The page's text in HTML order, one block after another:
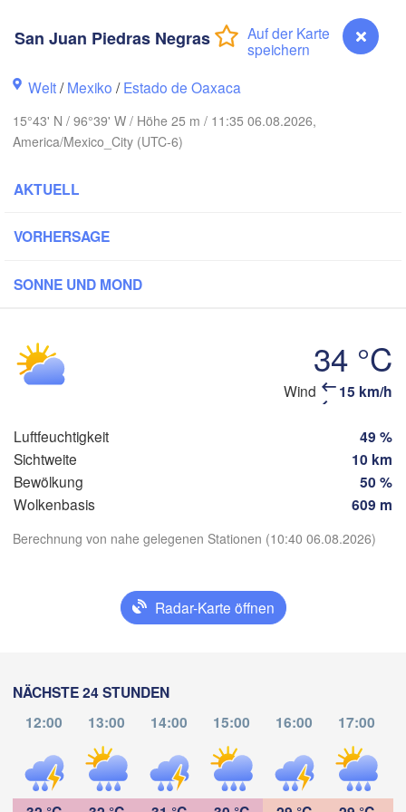
San Juan Piedras Negras
Welt/Mexiko /Estado de Oaxaca
15°43' N / 96°39' W / Höhe 25 m / 11:35 06.08.2026,
America/Mexico_City (UTC-6)
AKTUELL
VORHERSAGE
SONNE UND MOND
34 °C
Wind 15 km/h
Luftfeuchtigkeit 49 %
Sichtweite 10 km
Bewölkung 50 %
Wolkenbasis 609 m
Berechnung von nahe gelegenen Stationen (10:40 06.08.2026)
Radar-Karte öffnen
NÄCHSTE 24 STUNDEN
12:00
13:00 14:00 15:00 16:00 17:00
Temperatur
Mo
03. Aug 04. Aug 05. Aug
Do
06. Aug 07. Aug
Sa
08. Aug 09. Aug
:00 16 :00 17 :00 18 :00 19 :00 20 :00 21
Luis Potosí
Ciudad Victoria
Ciudad de México
Acapulco Tuxtla Gutiérrez
Querétaro